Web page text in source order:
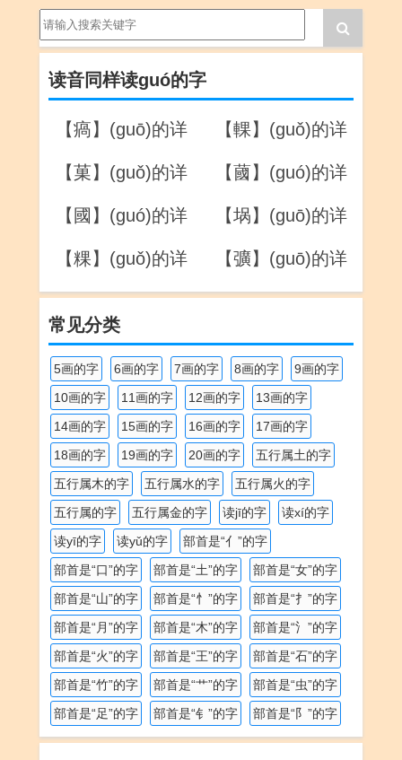
读音同样读guó的字
【瘑】(guō)的详
【輠】(guǒ)的详
【菓】(guǒ)的详
【蔮】(guó)的详
【國】(guó)的详
【埚】(guō)的详
【粿】(guǒ)的详
【彍】(guō)的详
常见分类
5画的字 6画的字 7画的字 8画的字
9画的字
10画的字
11画的字 12画的字
13画的字
14画的字
15画的字 16画的字
17画的字
18画的字
19画的字 20画的字
五行属土的字
五行属木的字
五行属水的字
五行属火的字
五行属的字
五行属金的字 读jī的字
读xí的字
读yī的字
读yǔ的字
部首是“亻”的字
部首是“口”的字
部首是“土”的字
部首是“女”的字
部首是“山”的字
部首是“忄”的字
部首是“扌”的字
部首是“月”的字
部首是“木”的字
部首是“氵”的字
部首是“火”的字
部首是“王”的字
部首是“石”的字
部首是“竹”的字
部首是“艹”的字
部首是“虫”的字
部首是“足”的字
部首是“钅”的字 部首是“阝”的字